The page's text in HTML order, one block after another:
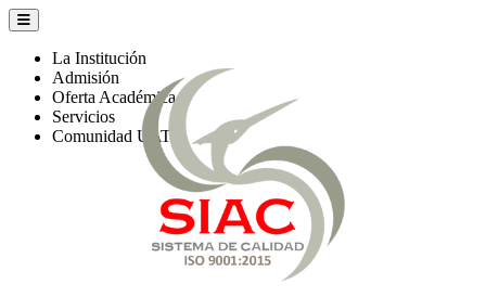
La Institución
Admisión
Oferta Académica
Servicios
Comunidad UATx